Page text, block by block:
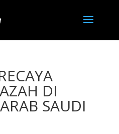
DI
SAUDI